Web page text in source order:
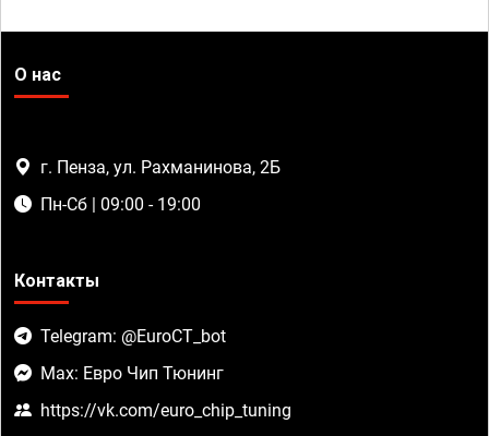
О нас
г. Пенза, ул. Рахманинова, 2Б
Пн-Сб | 09:00 - 19:00
Контакты
Telegram: @EuroCT_bot
Max: Евро Чип Тюнинг
https://vk.com/euro_chip_tuning